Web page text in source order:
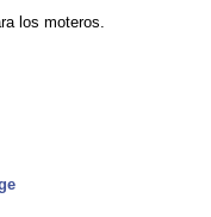
los moteros.